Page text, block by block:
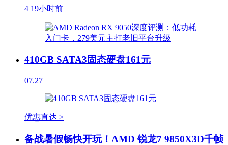
4 19小时前
410GB SATA3固态硬盘161元
07.27
优惠直达 >
备战暑假畅快开玩！AMD 锐龙7 9850X3D千帧